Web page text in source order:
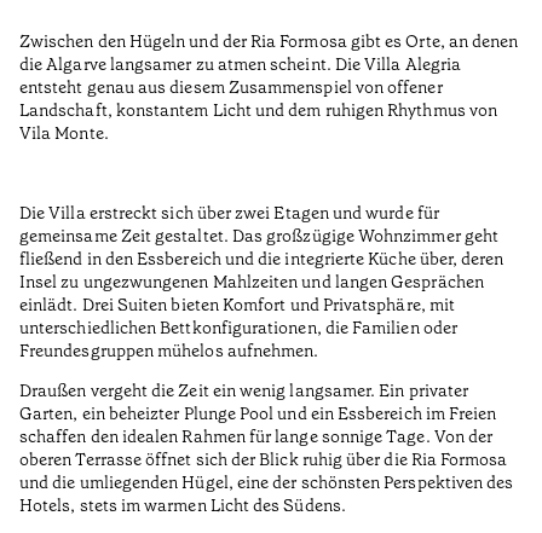
Zwischen den Hügeln und der Ria Formosa gibt es Orte, an denen
die Algarve langsamer zu atmen scheint. Die Villa Alegria
entsteht genau aus diesem Zusammenspiel von offener
Landschaft, konstantem Licht und dem ruhigen Rhythmus von
Vila Monte.
Die Villa erstreckt sich über zwei Etagen und wurde für
gemeinsame Zeit gestaltet. Das großzügige Wohnzimmer geht
fließend in den Essbereich und die integrierte Küche über, deren
Insel zu ungezwungenen Mahlzeiten und langen Gesprächen
einlädt. Drei Suiten bieten Komfort und Privatsphäre, mit
unterschiedlichen Bettkonfigurationen, die Familien oder
Freundesgruppen mühelos aufnehmen.
Draußen vergeht die Zeit ein wenig langsamer. Ein privater
Garten, ein beheizter Plunge Pool und ein Essbereich im Freien
schaffen den idealen Rahmen für lange sonnige Tage. Von der
oberen Terrasse öffnet sich der Blick ruhig über die Ria Formosa
und die umliegenden Hügel, eine der schönsten Perspektiven des
Hotels, stets im warmen Licht des Südens.